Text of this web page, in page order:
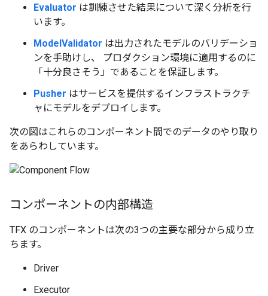
Evaluator は訓練させた結果について深く分析を行
います。
ModelValidator は出力されたモデルのバリデーショ
ンを手助けし、 プロダクション環境に適用するのに
「十分良さそう」であることを保証します。
Pusher はサービスを提供するインフラストラクチ
ャにモデルをデプロイします。
次の図はこれらのコンポーネント間でのデータのやり取り
をあらわしています。
コンポーネントの内部構造
TFX のコンポーネントは次の3つの主要な部分から成り立
ちます。
Driver
Executor